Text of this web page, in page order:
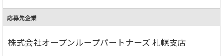
応募先企業
株式会社オープンループパートナーズ 札幌支店